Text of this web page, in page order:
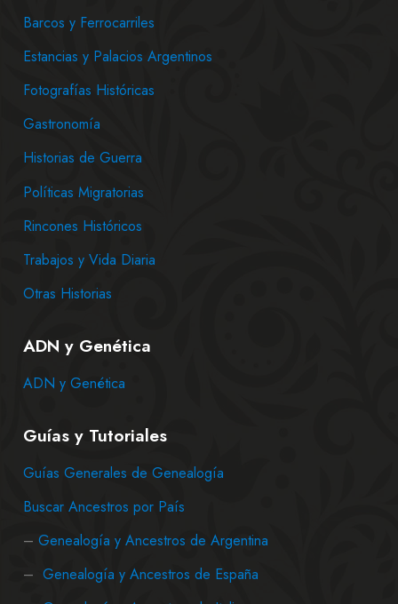
Barcos y Ferrocarriles
Estancias y Palacios Argentinos
Fotografías Históricas
Gastronomía
Historias de Guerra
Políticas Migratorias
Rincones Históricos
Trabajos y Vida Diaria
Otras Historias
ADN y Genética
ADN y Genética
Guías y Tutoriales
Guías Generales de Genealogía
Buscar Ancestros por País
– Genealogía y Ancestros de Argentina
– Genealogía y Ancestros de España